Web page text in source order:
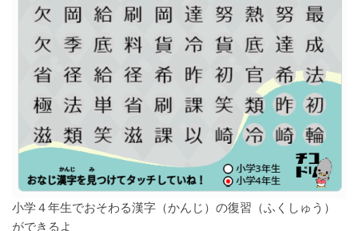
小学４年生でおそわる漢字（かんじ）の復習（ふくしゅう）
ができるよ